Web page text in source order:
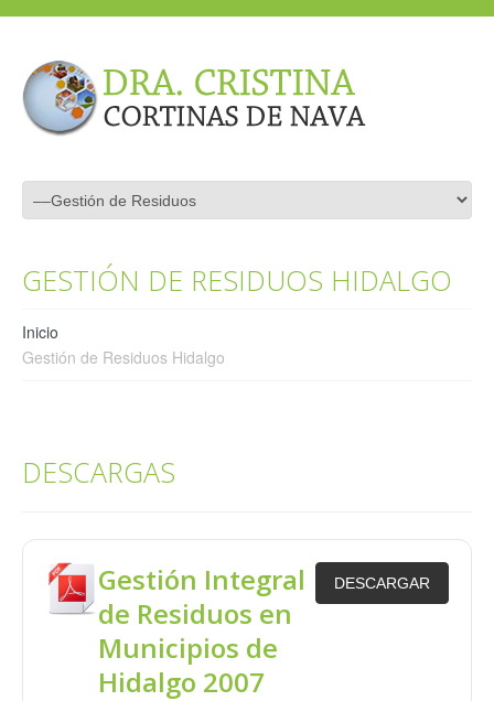
GESTIÓN DE RESIDUOS HIDALGO
Inicio
Gestión de Residuos Hidalgo
DESCARGAS
Gestión Integral
de Residuos en
Municipios de
Hidalgo 2007
DESCARGAR